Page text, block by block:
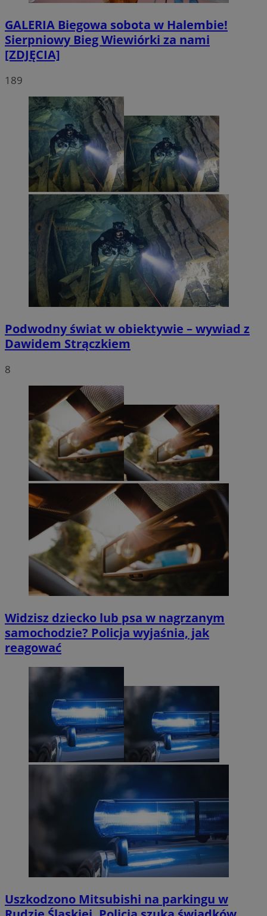
GALERIA Biegowa sobota w Halembie!
Sierpniowy Bieg Wiewiórki za nami
[ZDJĘCIA]
189
Podwodny świat w obiektywie – wywiad z
Dawidem Strączkiem
8
Widzisz dziecko lub psa w nagrzanym
samochodzie? Policja wyjaśnia, jak
reagować
Uszkodzono Mitsubishi na parkingu w